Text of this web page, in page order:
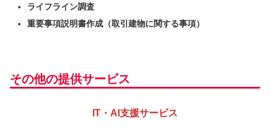
ライフライン調査
重要事項説明書作成（取引建物に関する事項）
その他の提供サービス
IT・AI支援サービス